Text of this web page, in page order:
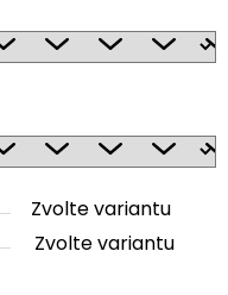
Zvolte variantu
Zvolte variantu